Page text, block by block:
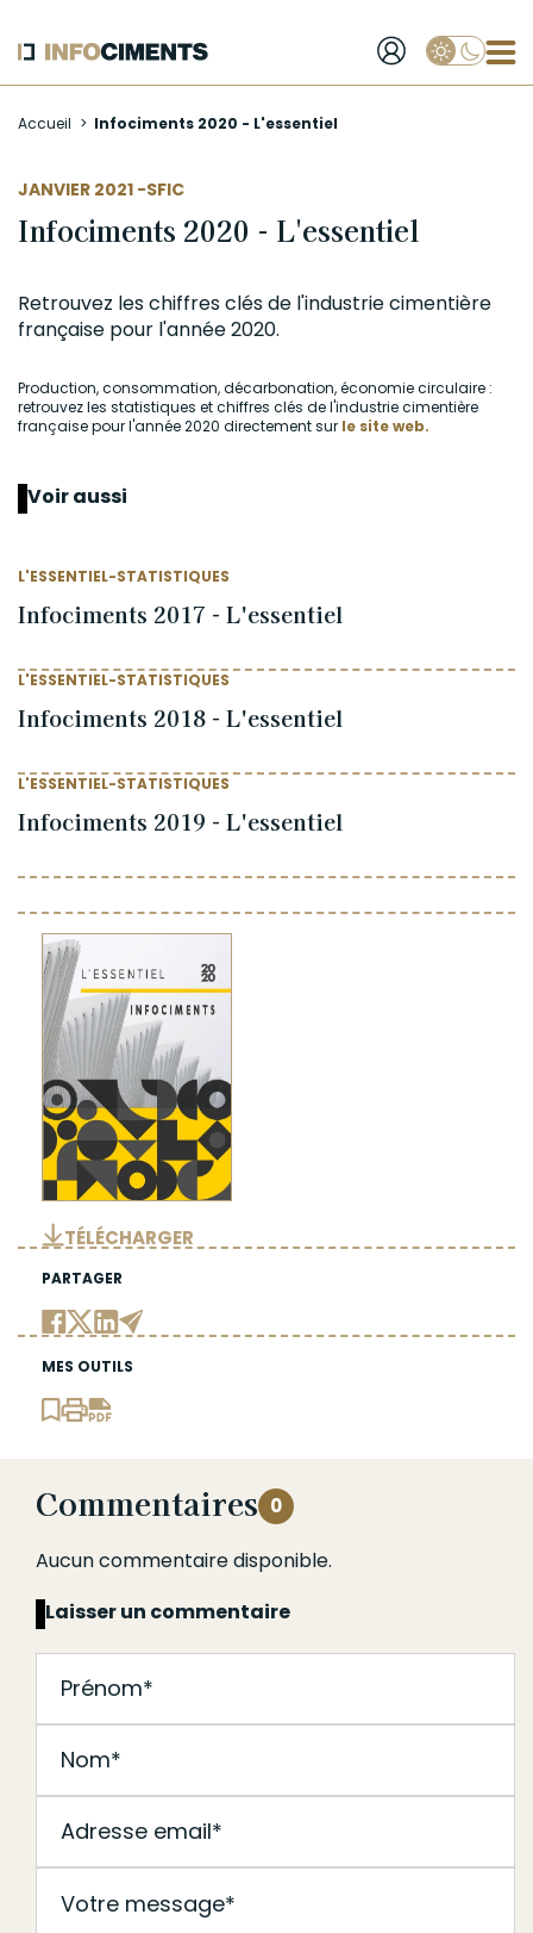
au
principal
Accueil Infociments 2020 - L'essentiel
TÉLÉCHARGER
PARTAGER
MES OUTILS
JANVIER 2021 -
AUTEUR SFIC
Infociments 2020 - L'essentiel
Retrouvez les chiffres clés de l'industrie cimentière
française pour l'année 2020.
Production, consommation, décarbonation, économie circulaire :
retrouvez les statistiques et chiffres clés de l'industrie cimentière
française pour l'année 2020 directement sur le site web.
Voir aussi
L'ESSENTIEL-STATISTIQUES
Infociments 2017 - L'essentiel
L'ESSENTIEL-STATISTIQUES
Infociments 2018 - L'essentiel
L'ESSENTIEL-STATISTIQUES
Infociments 2019 - L'essentiel
Commentaires 0
Aucun commentaire disponible.
Laisser un commentaire